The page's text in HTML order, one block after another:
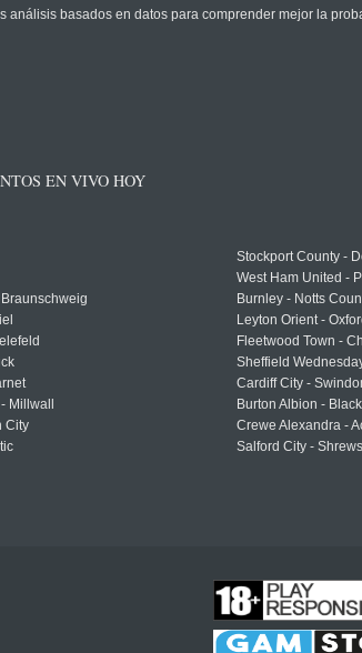
análisis basados en datos para comprender mejor la
EN VIVO HOY
Millwall
City
Stockport County -
West Ham United -
Burnley - Notts
Leyton Orient -
Fleetwood Town -
Sheffield
Cardiff City -
Burton Albion -
Crewe Alexandra -
Salford City -